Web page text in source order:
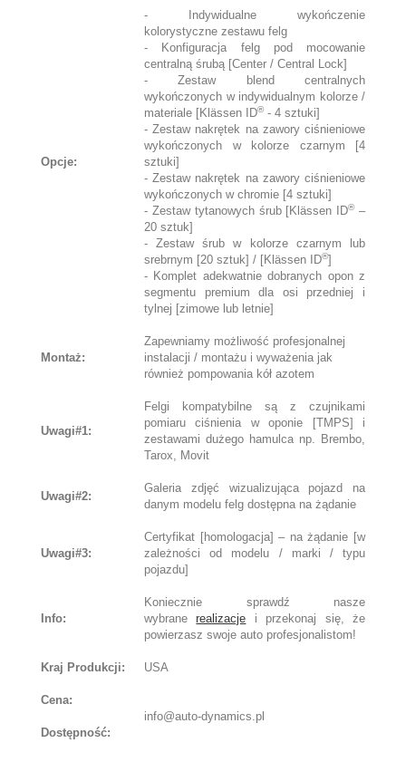
Opcje:
- Indywidualne wykończenie
kolorystyczne zestawu felg
- Konfiguracja felg pod mocowanie
centralną śrubą [Center / Central Lock]
- Zestaw blend centralnych
wykończonych w indywidualnym kolorze /
materiale [Klässen ID®- 4 sztuki]
- Zestaw nakrętek na zawory ciśnieniowe
wykończonych w kolorze czarnym [4
sztuki]
- Zestaw nakrętek na zawory ciśnieniowe
wykończonych w chromie [4 sztuki]
- Zestaw tytanowych śrub [Klässen ID®–
20 sztuk]
- Zestaw śrub w kolorze czarnym lub
srebrnym [20 sztuk] / [Klässen ID®]
- Komplet adekwatnie dobranych opon z
segmentu premium dla osi przedniej i
tylnej [zimowe lub letnie]
Montaż:
Zapewniamy możliwość profesjonalnej
instalacji / montażu i wyważenia jak
również pompowania kół azotem
Uwagi#1:
Felgi kompatybilne są z czujnikami
pomiaru ciśnienia w oponie [TMPS] i
zestawami dużego hamulca np. Brembo,
Tarox, Movit
Uwagi#2:
Galeria zdjęć wizualizująca pojazd na
danym modelu felg dostępna na żądanie
Uwagi#3:
Certyfikat [homologacja] – na żądanie [w
zależności od modelu / marki / typu
pojazdu]
Info:
Koniecznie sprawdź nasze
wybranerealizacje i przekonaj się, że
powierzasz swoje auto profesjonalistom!
Kraj Produkcji: USA
Cena:
info@auto-dynamics.pl
Dostępność: